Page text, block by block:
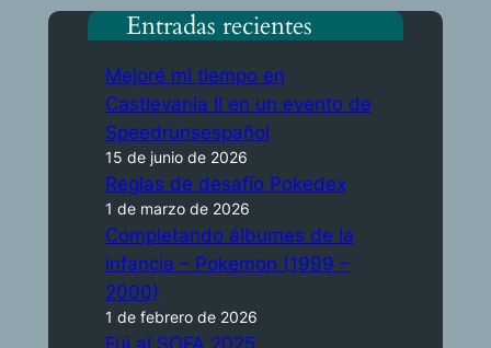
Entradas recientes
Mejoré mi tiempo en
Castlevania II en un evento de
Speedrunsespañol
15 de junio de 2026
Reglas de desafío Pokedex
1 de marzo de 2026
Completando álbumes de la
infancia – Pokemon (1999 –
2000)
1 de febrero de 2026